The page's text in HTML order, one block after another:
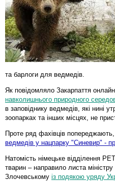
та барлоги для ведмедів.
Як повідомляло Закарпаття онлайн
навколишнього природного
в заповіднику ведмедів, які нині
зоопарках та інших місцях, не
Проте ряд фахівців
ведмедів у нацпарку "Синевир" -
Натомість німецьке відділення
тварин – направило листа
Злочевському із подякою уряду